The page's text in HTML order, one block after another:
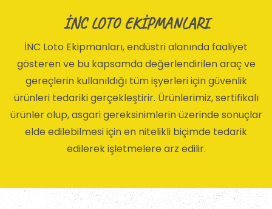
İNC LOTO EKİPMANLARI
İNC Loto Ekipmanları, endüstri alanında faaliyet
gösteren ve bu kapsamda değerlendirilen araç ve
gereçlerin kullanıldığı tüm işyerleri için güvenlik
ürünleri tedariki gerçekleştirir. Ürünlerimiz, sertifikalı
ürünler olup, asgari gereksinimlerin üzerinde sonuçlar
elde edilebilmesi için en nitelikli biçimde tedarik
edilerek işletmelere arz edilir.